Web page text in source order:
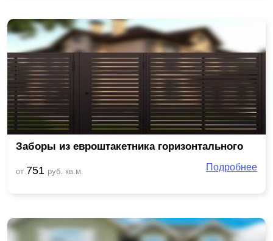
Заборы из евроштакетника горизонтального
от 751 руб. кв.м. Подробнее